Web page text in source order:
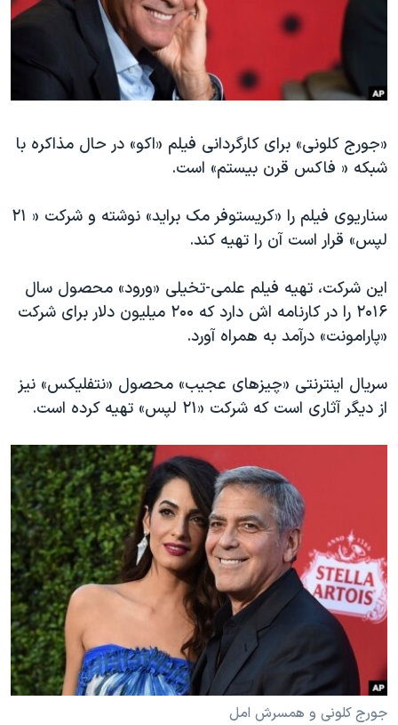
فرهنگ و زندگی
اقتصادی
اسرائیل در جنگ
گالری عکس
آرشیو پخش زنده
مستندها
حمله جمهوری اسلامی به اسرائیل
ورزش زنان در ایران
اعتراضات زن، زندگی، آزادی
مجموعه مستندهای دادخواهی
تریبونال مردمی آبان ۹۸
چهل سال گروگان‌گیری
قانون شفافیت دارائی کادر رهبری ایران
اسرائیل در جنگ
همایش محافظه‌کاران آمریکا «سی‌پک»
صفحه‌های ویژه
سفر پرزیدنت ترامپ به چین
دنبال کنید
زبانهای مختلف
«جورج کلونی» برای کارگردانی فیلم «اکو» در حال مذاکره با
شبکه « فاکس قرن بیستم» است.
سناریوی فیلم را «کریستوفر مک براید» نوشته و شرکت « ۲۱
لپس» قرار است آن را تهیه کند.
این شرکت، تهیه فیلم علمی-تخیلی «ورود» محصول سال
۲۰۱۶ را در کارنامه اش دارد که ۲۰۰ میلیون دلار برای شرکت
«پارامونت» درآمد به همراه آورد.
سریال اینترنتی «چیزهای عجیب» محصول «نتفلیکس» نیز
از دیگر آثاری است که شرکت «۲۱ لپس» تهیه کرده است.
جورج کلونی و همسرش امل